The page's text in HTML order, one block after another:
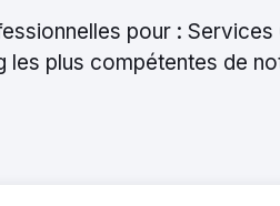
pour :
plus compétentes de